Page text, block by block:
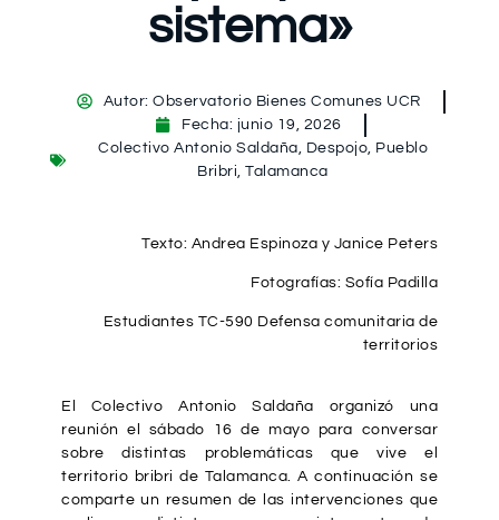
sistema»
Autor: Observatorio Bienes Comunes UCR
Fecha: junio 19, 2026
Colectivo Antonio Saldaña
Despojo Pueblo
Bribri ,Talamanca
Texto: Andrea Espinoza y Janice Peters
Fotografías: Sofía Padilla
Estudiantes TC-590 Defensa comunitaria de
territorios
El Colectivo Antonio Saldaña organizó una
reunión el sábado 16 de mayo para conversar
sobre distintas problemáticas que vive el
territorio bribri de Talamanca. A continuación se
comparte un resumen de las intervenciones que